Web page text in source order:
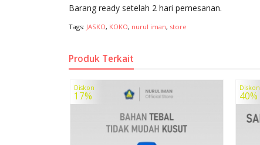
Barang ready setelah 2 hari pemesanan.
Tags: JASKO, KOKO, nurul iman, store
Produk Terkait
Diskon
17%
Diskon
40%